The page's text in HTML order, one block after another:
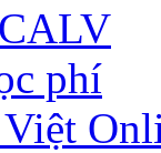
phí